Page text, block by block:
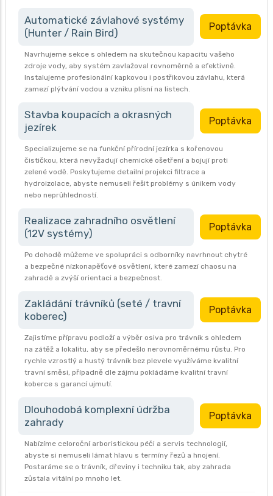
Automatické závlahové systémy
(Hunter / Rain Bird)
Poptávka
Navrhujeme sekce s ohledem na skutečnou kapacitu vašeho
zdroje vody, aby systém zavlažoval rovnoměrně a efektivně.
Instalujeme profesionální kapkovou i postřikovou závlahu, která
zamezí plýtvání vodou a vzniku plísní na listech.
Stavba koupacích a okrasných
jezírek
Poptávka
Specializujeme se na funkční přírodní jezírka s kořenovou
čističkou, která nevyžadují chemické ošetření a bojují proti
zelené vodě. Poskytujeme detailní projekci filtrace a
hydroizolace, abyste nemuseli řešit problémy s únikem vody
nebo neprůhledností.
Realizace zahradního osvětlení
(12V systémy)
Poptávka
Po dohodě můžeme ve spolupráci s odborníky navrhnout chytré
a bezpečné nízkonapěťové osvětlení, které zamezí chaosu na
zahradě a zvýší orientaci a bezpečnost.
Zakládání trávníků (seté / travní
koberec)
Poptávka
Zajistíme přípravu podloží a výběr osiva pro trávník s ohledem
na zátěž a lokalitu, aby se předešlo nerovnoměrnému růstu. Pro
rychle vzrostlý a hustý trávník bez plevele využíváme kvalitní
travní směsi, případně dle zájmu pokládáme kvalitní travní
koberce s garancí ujmutí.
Dlouhodobá komplexní údržba
zahrady
Poptávka
Nabízíme celoroční arboristickou péči a servis technologií,
abyste si nemuseli lámat hlavu s termíny řezů a hnojení.
Postaráme se o trávník, dřeviny i techniku tak, aby zahrada
zůstala vitální po mnoho let.